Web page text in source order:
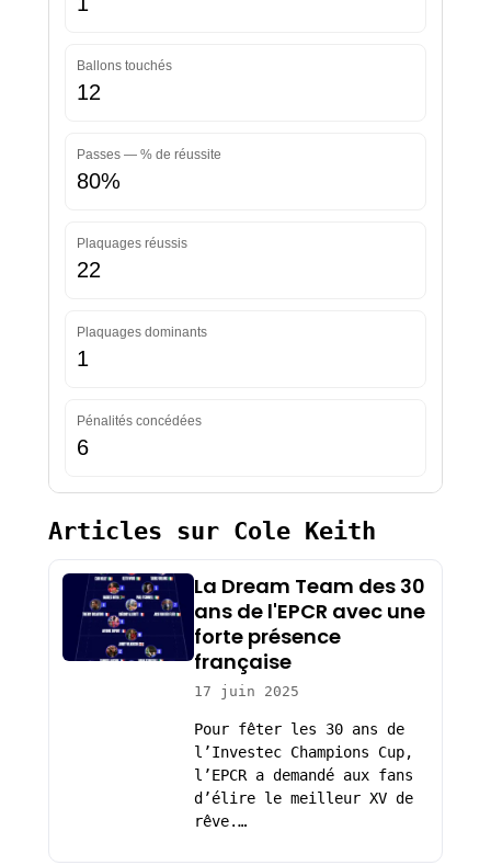
Ballons touchés
12
Passes — % de réussite
80%
Plaquages réussis
22
Plaquages dominants
1
Pénalités concédées
6
Articles sur Cole Keith
La Dream Team des 30
ans de l'EPCR avec une
forte présence
française
17 juin 2025
Pour fêter les 30 ans de
l’Investec Champions Cup,
l’EPCR a demandé aux fans
d’élire le meilleur XV de
rêve.…